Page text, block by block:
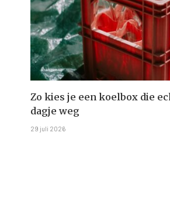
Zo kies je een koelbox die
dagje weg
29 juli 2026